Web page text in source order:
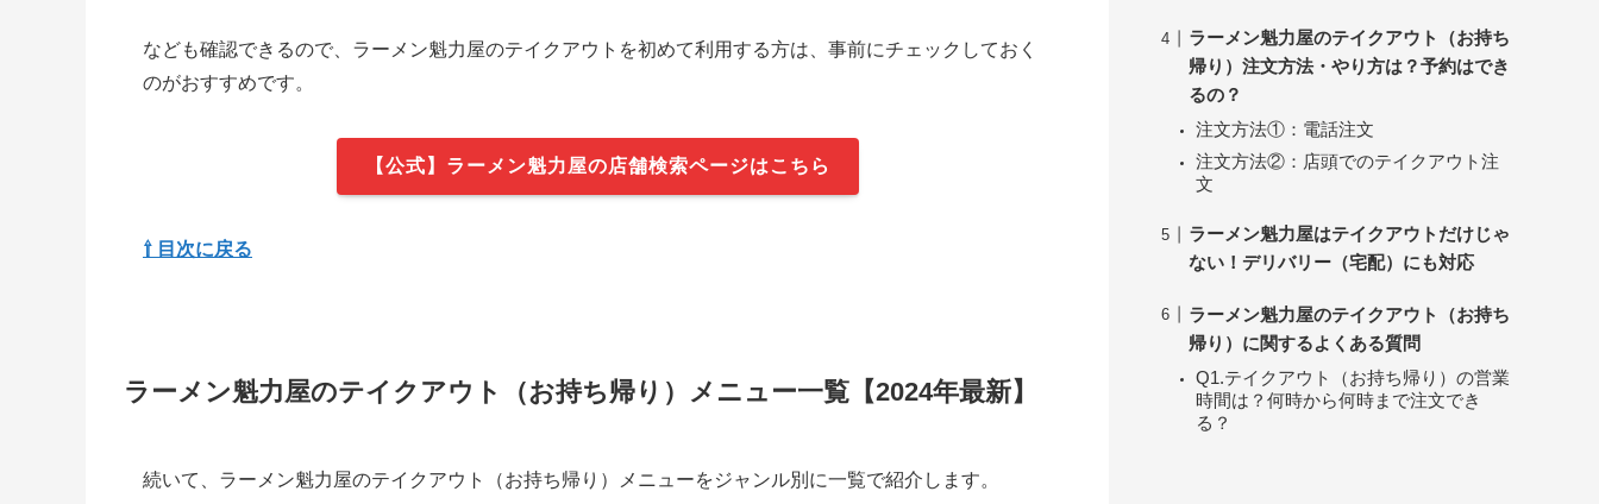
なども確認できるので、ラーメン魁力屋のテイクアウトを初めて利用する方は、事前にチェックしておく
のがおすすめです。
【公式】ラーメン魁力屋の店舗検索ページはこちら
⇧ 目次に戻る
ラーメン魁力屋のテイクアウト（お持ち帰り）メニュー一覧【2024年最新】
続いて、ラーメン魁力屋のテイクアウト（お持ち帰り）メニューをジャンル別に一覧で紹介します。
ラーメン魁力屋のテイクアウト（お持ち
帰り）注文方法・やり方は？予約はでき
るの？
注文方法①：電話注文
注文方法②：店頭でのテイクアウト注
文
ラーメン魁力屋はテイクアウトだけじゃ
ない！デリバリー（宅配）にも対応
ラーメン魁力屋のテイクアウト（お持ち
帰り）に関するよくある質問
Q1.テイクアウト（お持ち帰り）の営業
時間は？何時から何時まで注文でき
る？